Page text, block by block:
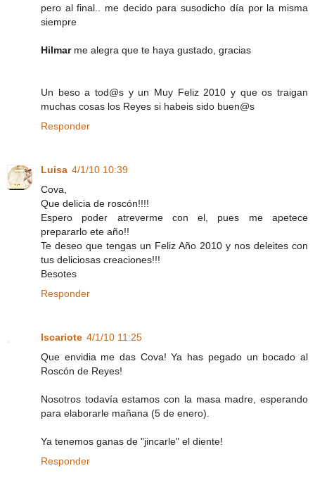
pero al final.. me decido para susodicho día por la misma
siempre
Hilmarme alegra que te haya gustado, gracias
Un beso a tod@s y un Muy Feliz 2010 y que os traigan
muchas cosas los Reyes si habeis sido buen@s
Responder
Luisa 4/1/10 10:39
Cova,
Que delicia de roscón!!!!
Espero poder atreverme con el, pues me apetece
prepararlo ete año!!
Te deseo que tengas un Feliz Año 2010 y nos deleites con
tus deliciosas creaciones!!!
Besotes
Responder
Iscariote 4/1/10 11:25
Que envidia me das Cova! Ya has pegado un bocado al
Roscón de Reyes!
Nosotros todavía estamos con la masa madre, esperando
para elaborarle mañana (5 de enero).
Ya tenemos ganas de "jincarle" el diente!
Responder